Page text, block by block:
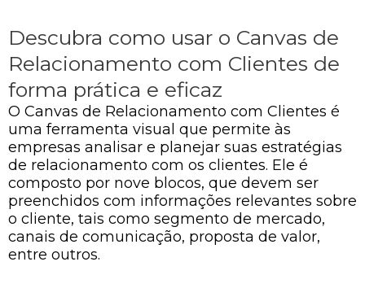
Descubra como usar o Canvas de
Relacionamento com Clientes de
forma prática e eficaz
O Canvas de Relacionamento com Clientes é
uma ferramenta visual que permite às
empresas analisar e planejar suas estratégias
de relacionamento com os clientes. Ele é
composto por nove blocos, que devem ser
preenchidos com informações relevantes sobre
o cliente, tais como segmento de mercado,
canais de comunicação, proposta de valor,
entre outros.